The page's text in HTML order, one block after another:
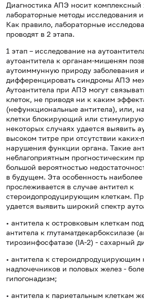
Диагностика АПЭ носит комплексный
лабораторные методы исследования
Как правило, лабораторные
проводят в 2 этапа.
1 этап – исследование на
аутоантитела к органам-мишеням
аутоиммунную природу заболевания
дифференцировать синдромы АПЭ
Аутоантитела при АПЭ могут
клеток, не приводя ни к каким
(нефункциональные антитела), или,
клетки блокирующий или
некоторых случаях удается выявить
высоком титре при отсутствии каких-
нарушения функции органа. Такие
неблагоприятным прогностическим
большой вероятностью
в будущем. Эта особенность наиболее
прослеживается в случае антител к
стероидопродуцирующим клеткам.
удается выявить широкий спектр
• антитела к островковым клеткам
антитела к глутаматдекарбоксилазе
тирозинфосфатазе (IA-2) - сахарный
• антитела к стероидпродуцирующим
надпочечников и половых желез -
гипогонадизм;
• антитела к париетальным клеткам